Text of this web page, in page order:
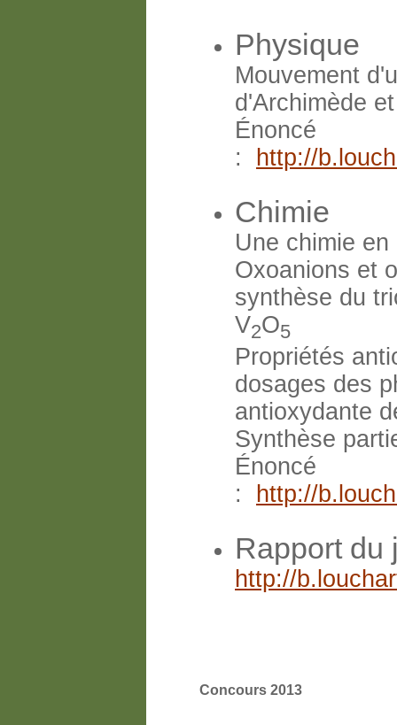
Physique
Mouvement
d'Archimède
Énoncé
:
http://
Chimie
Une chimie
Oxoanions et
synthèse du
V2O5
Propriétés
dosages des
antioxydante
Synthèse
Énoncé
:
http://
Rapport du
http://
Concours 2013